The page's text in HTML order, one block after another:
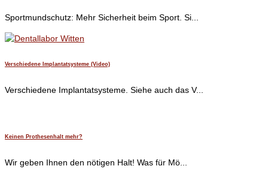
Sportmundschutz: Mehr Sicherheit beim Sport. Si...
Verschiedene Implantatsysteme (Video)
Verschiedene Implantatsysteme. Siehe auch das V...
Keinen Prothesenhalt mehr?
Wir geben Ihnen den nötigen Halt! Was für Mö...